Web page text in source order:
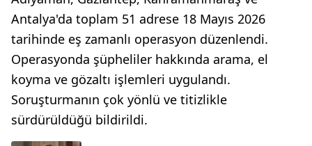
Antalya'da toplam 51 adrese 18 Mayıs 2026
tarihinde eş zamanlı operasyon düzenlendi.
Operasyonda şüpheliler hakkında arama, el
koyma ve gözaltı işlemleri uygulandı.
Soruşturmanın çok yönlü ve titizlikle
sürdürüldüğü bildirildi.